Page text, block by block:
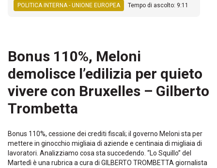
POLITICA INTERNA - UNIONE EUROPEA Tempo di ascolto: 9:11
Bonus 110%, Meloni
demolisce l’edilizia per quieto
vivere con Bruxelles – Gilberto
Trombetta
Bonus 110%, cessione dei crediti fiscali; il governo Meloni sta per
mettere in ginocchio migliaia di aziende e centinaia di migliaia di
lavoratori. Analizziamo cosa sta succedendo. “Lo Squillo” del
Martedì è una rubrica a cura di GILBERTO TROMBETTA giornalista